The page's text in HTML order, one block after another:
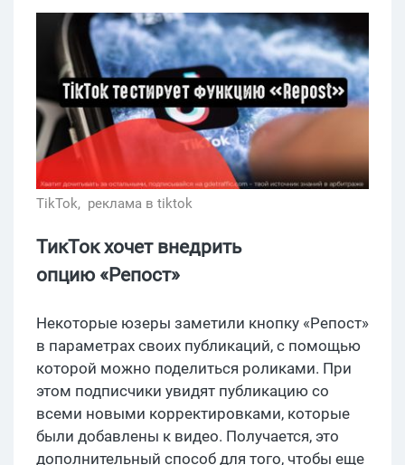
TikTok, реклама в tiktok
ТикТок хочет внедрить
опцию «Репост»
Некоторые юзеры заметили кнопку «Репост»
в параметрах своих публикаций, с помощью
которой можно поделиться роликами. При
этом подписчики увидят публикацию со
всеми новыми корректировками, которые
были добавлены к видео. Получается, это
дополнительный способ для того, чтобы еще